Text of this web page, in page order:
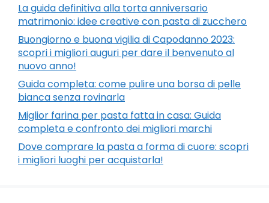
La guida definitiva alla torta anniversario
matrimonio: idee creative con pasta di zucchero
Buongiorno e buona vigilia di Capodanno 2023:
scopri i migliori auguri per dare il benvenuto al
nuovo anno!
Guida completa: come pulire una borsa di pelle
bianca senza rovinarla
Miglior farina per pasta fatta in casa: Guida
completa e confronto dei migliori marchi
Dove comprare la pasta a forma di cuore: scopri
i migliori luoghi per acquistarla!